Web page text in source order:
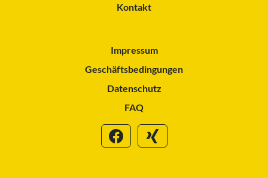
Kontakt
Impressum
Geschäftsbedingungen
Datenschutz
FAQ